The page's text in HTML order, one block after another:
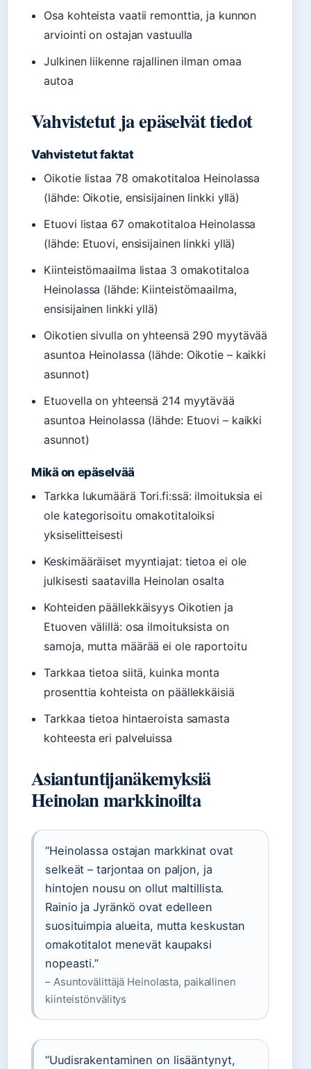
Osa kohteista vaatii remonttia, ja kunnon
arviointi on ostajan vastuulla
Julkinen liikenne rajallinen ilman omaa
autoa
Vahvistetut ja epäselvät tiedot
Vahvistetut faktat
Oikotie listaa 78 omakotitaloa Heinolassa
(lähde: Oikotie, ensisijainen linkki yllä)
Etuovi listaa 67 omakotitaloa Heinolassa
(lähde: Etuovi, ensisijainen linkki yllä)
Kiinteistömaailma listaa 3 omakotitaloa
Heinolassa (lähde: Kiinteistömaailma,
ensisijainen linkki yllä)
Oikotien sivulla on yhteensä 290 myytävää
asuntoa Heinolassa (lähde: Oikotie – kaikki
asunnot)
Etuovella on yhteensä 214 myytävää
asuntoa Heinolassa (lähde: Etuovi – kaikki
asunnot)
Mikä on epäselvää
Tarkka lukumäärä Tori.fi:ssä: ilmoituksia ei
ole kategorisoitu omakotitaloiksi
yksiselitteisesti
Keskimääräiset myyntiajat: tietoa ei ole
julkisesti saatavilla Heinolan osalta
Kohteiden päällekkäisyys Oikotien ja
Etuoven välillä: osa ilmoituksista on
samoja, mutta määrää ei ole raportoitu
Tarkkaa tietoa siitä, kuinka monta
prosenttia kohteista on päällekkäisiä
Tarkkaa tietoa hintaeroista samasta
kohteesta eri palveluissa
Asiantuntijanäkemyksiä
Heinolan markkinoilta
“Heinolassa ostajan markkinat ovat
selkeät – tarjontaa on paljon, ja
hintojen nousu on ollut maltillista.
Rainio ja Jyränkö ovat edelleen
suosituimpia alueita, mutta keskustan
omakotitalot menevät kaupaksi
nopeasti.”
– Asuntovälittäjä Heinolasta, paikallinen
kiinteistönvälitys
“Uudisrakentaminen on lisääntynyt,